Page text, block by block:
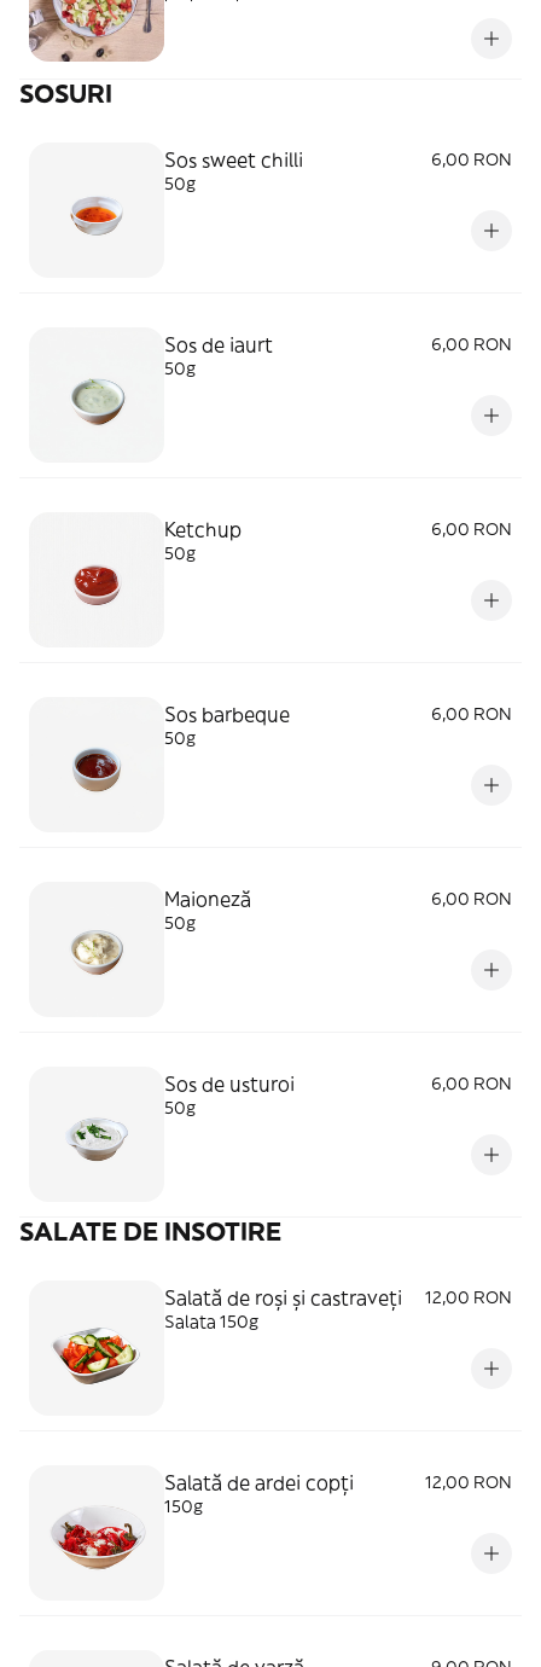
SOSURI
Sos sweet chilli
6,00 RON
50g
Sos de iaurt
6,00 RON
50g
Ketchup
6,00 RON
50g
Sos barbeque
6,00 RON
50g
Maioneză
6,00 RON
50g
Sos de usturoi
6,00 RON
50g
SALATE DE INSOTIRE
Salată de roși și castraveți
12,00 RON
Salata 150g
Salată de ardei copți
12,00 RON
150g